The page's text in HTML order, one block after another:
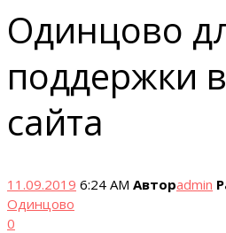
Одинцово
поддержки
сайта
11.09.2019 6:24 AM Авторadmin
Одинцово
0